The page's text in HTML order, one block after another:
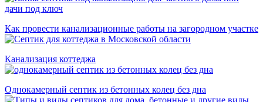
Как провести канализационные работы на загородном участке
Канализация коттеджа
Однокамерный септик из бетонных колец без дна